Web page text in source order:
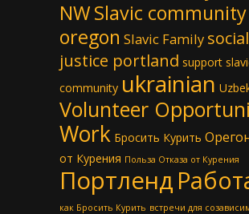
NWSlavic community
oregon Slavic Family social
justice portland support
community ukrainian
Volunteer
Work Бросить Курить
от Курения Польза Отказа от Курения
Портленд
как Бросить Курить встречи для